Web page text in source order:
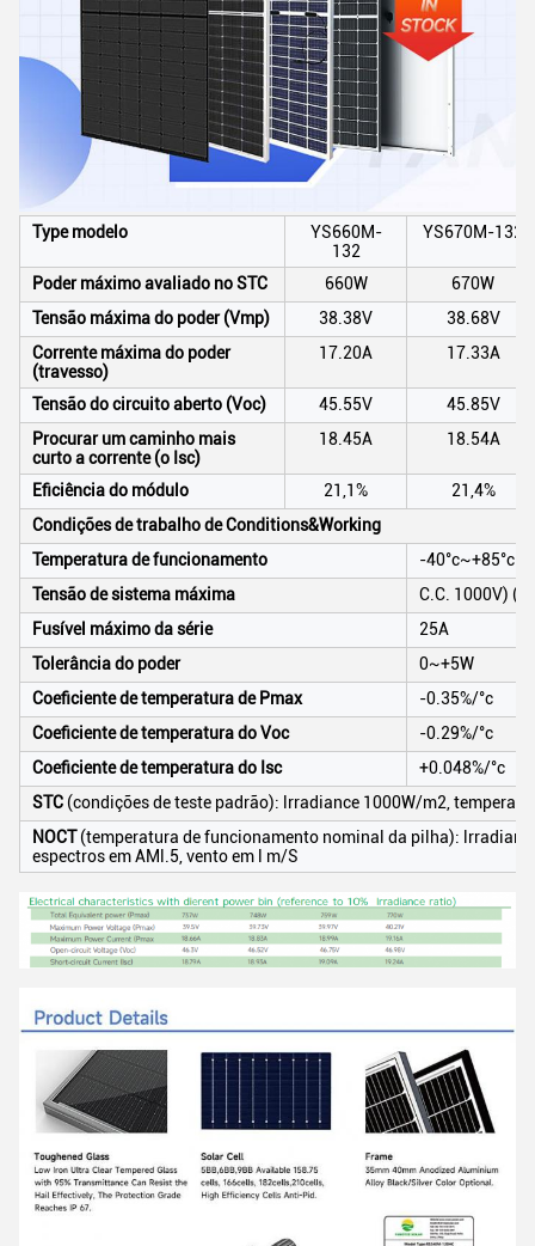
Type modelo
YS660M-
132
YS670M-132
Poder máximo avaliado no STC 660W
670W
Tensão máxima do poder (Vmp)
38.38V
38.68V
Corrente máxima do poder
(travesso)
17.20A 17.33A
Tensão do circuito aberto (Voc) 45.55V
45.85V
Procurar um caminho mais
curto a corrente (o Isc)
18.45A 18.54A
Eficiência do módulo 21,1%
21,4%
Condições de trabalho de Conditions&Working
Temperatura de funcionamento
-40°c~+85°c
Tensão de sistema máxima
C.C. 1000V)
Fusível máximo da série
25A
Tolerância do poder
0~+5W
Coeficiente de temperatura de Pmax
-0.35%/°c
Coeficiente de temperatura do Voc
-0.29%/°c
Coeficiente de temperatura do Isc
+0.048%/°c
STC (condições de teste padrão): lrradiance 1000W/m2,
NOCT(temperatura de funcionamento nominal da pilha):
espectros em AMl.5, vento em l m/S